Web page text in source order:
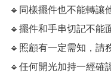
🔹️同樣擺件也不能轉讓
🔹️擺件和手串切記不能
🔹️照顧有一定需知，請
🔹️任何開光加持一經確